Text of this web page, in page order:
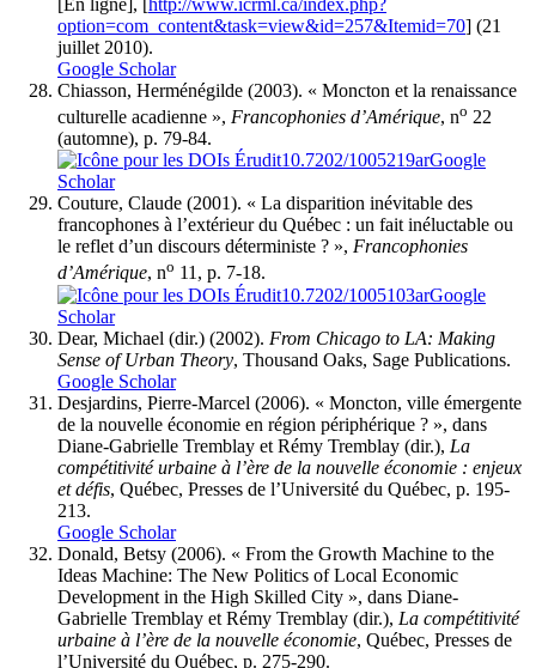
option=com_content&task=view&id=257&Itemid=70] (21
juillet 2010).
Google Scholar
Chiasson, Herménégilde (2003). « Moncton et la renaissance
culturelle acadienne », Francophonies d’Amérique, no 22
(automne), p. 79-84.
10.7202/1005219arGoogle
Scholar
Couture, Claude (2001). « La disparition inévitable des
francophones à l’extérieur du Québec : un fait inéluctable ou
le reflet d’un discours déterministe ? », Francophonies
d’Amérique, no 11, p. 7-18.
10.7202/1005103arGoogle
Scholar
Dear, Michael (dir.) (2002). From Chicago to LA: Making
Sense of Urban Theory, Thousand Oaks, Sage Publications.
Google Scholar
Desjardins, Pierre-Marcel (2006). « Moncton, ville émergente
de la nouvelle économie en région périphérique ? », dans
Diane-Gabrielle Tremblay et Rémy Tremblay (dir.), La
compétitivité urbaine à l’ère de la nouvelle économie : enjeux
et défis, Québec, Presses de l’Université du Québec, p. 195-
213.
Google Scholar
Donald, Betsy (2006). « From the Growth Machine to the
Ideas Machine: The New Politics of Local Economic
Development in the High Skilled City », dans Diane-
Gabrielle Tremblay et Rémy Tremblay (dir.), La compétitivité
urbaine à l’ère de la nouvelle économie, Québec, Presses de
l’Université du Québec, p. 275-290.